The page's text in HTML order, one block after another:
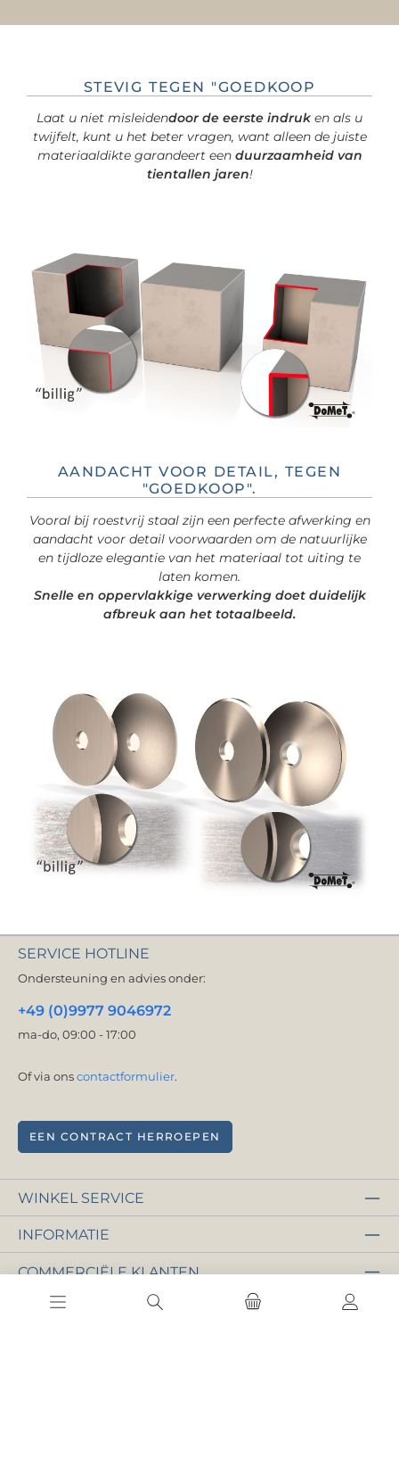
STEVIG TEGEN "GOEDKOOP
Laat u niet misleidendoor de eerste indruk en als u
twijfelt, kunt u het beter vragen, want alleen de juiste
materiaaldikte garandeert een duurzaamheid van
tientallen jaren!
AANDACHT VOOR DETAIL, TEGEN
"GOEDKOOP".
Vooral bij roestvrij staal zijn een perfecte afwerking en
aandacht voor detail voorwaarden om de natuurlijke
en tijdloze elegantie van het materiaal tot uiting te
laten komen.
Snelle en oppervlakkige verwerking doet duidelijk
afbreuk aan het totaalbeeld.
SERVICE HOTLINE
Ondersteuning en advies onder:
+49 (0)9977 9046972
ma-do, 09:00 - 17:00
Of via ons contactformulier.
EEN CONTRACT HERROEPEN
WINKEL SERVICE
INFORMATIE
COMMERCIËLE KLANTEN
NEWSLETTER